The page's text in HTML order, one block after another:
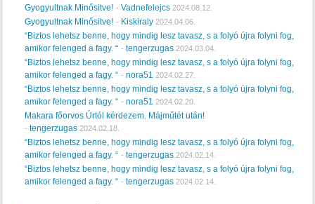
Gyogyultnak Minősitve! -Vadnefelejcs 2024.08.12.
Gyogyultnak Minősitve! - Kiskiraly 2024.04.06.
“Biztos lehetsz benne, hogy mindig lesz tavasz, s a folyó újra folyni fog,
amikor felenged a fagy. “ -tengerzugas 2024.03.04.
“Biztos lehetsz benne, hogy mindig lesz tavasz, s a folyó újra folyni fog,
amikor felenged a fagy. “ -nora51 2024.02.27.
“Biztos lehetsz benne, hogy mindig lesz tavasz, s a folyó újra folyni fog,
amikor felenged a fagy. “ -nora51 2024.02.20.
Makara főorvos Úrtól kérdezem. Májműtét után!
-tengerzugas 2024.02.18.
“Biztos lehetsz benne, hogy mindig lesz tavasz, s a folyó újra folyni fog,
amikor felenged a fagy. “ -tengerzugas 2024.02.14.
“Biztos lehetsz benne, hogy mindig lesz tavasz, s a folyó újra folyni fog,
amikor felenged a fagy. “ -tengerzugas 2024.02.14.